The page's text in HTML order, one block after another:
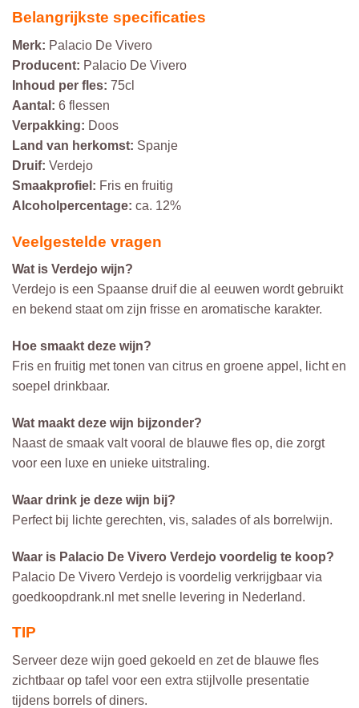
Belangrijkste specificaties
Merk: Palacio De Vivero
Producent: Palacio De Vivero
Inhoud per fles: 75cl
Aantal: 6 flessen
Verpakking: Doos
Land van herkomst: Spanje
Druif: Verdejo
Smaakprofiel: Fris en fruitig
Alcoholpercentage: ca. 12%
Veelgestelde vragen
Wat is Verdejo wijn?
Verdejo is een Spaanse druif die al eeuwen wordt gebruikt
en bekend staat om zijn frisse en aromatische karakter.
Hoe smaakt deze wijn?
Fris en fruitig met tonen van citrus en groene appel, licht en
soepel drinkbaar.
Wat maakt deze wijn bijzonder?
Naast de smaak valt vooral de blauwe fles op, die zorgt
voor een luxe en unieke uitstraling.
Waar drink je deze wijn bij?
Perfect bij lichte gerechten, vis, salades of als borrelwijn.
Waar is Palacio De Vivero Verdejo voordelig te koop?
Palacio De Vivero Verdejo is voordelig verkrijgbaar via
goedkoopdrank.nl met snelle levering in Nederland.
TIP
Serveer deze wijn goed gekoeld en zet de blauwe fles
zichtbaar op tafel voor een extra stijlvolle presentatie
tijdens borrels of diners.